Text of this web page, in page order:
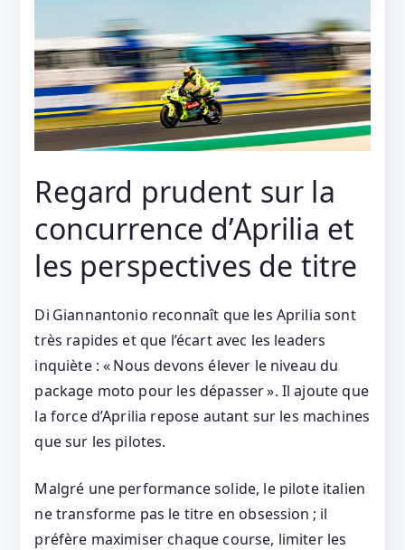
Regard prudent sur la
concurrence d’Aprilia et
les perspectives de titre
Di Giannantonio reconnaît que les Aprilia sont
très rapides et que l’écart avec les leaders
inquiète : « Nous devons élever le niveau du
package moto pour les dépasser ». Il ajoute que
la force d’Aprilia repose autant sur les machines
que sur les pilotes.
Malgré une performance solide, le pilote italien
ne transforme pas le titre en obsession ; il
préfère maximiser chaque course, limiter les